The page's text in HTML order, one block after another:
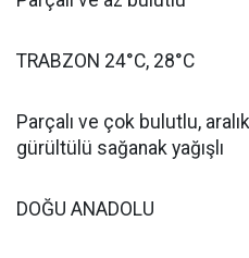
TRABZON 24°C, 28°C
Parçalı ve çok bulutlu,
gürültülü sağanak yağışlı
DOĞU ANADOLU